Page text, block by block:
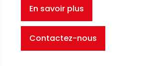
En savoir plus
Contactez-nous